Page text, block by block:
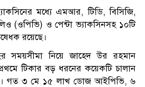
মধ্যে এমআর, টিডি, বিসিজি,
(ওপিভি) ও পেন্টা ভ্যাকসিনসহ ১০টি
রয়েছে।
সময়সীমা নিয়ে জাহেদ উর রহমান
টিকার বড় ধরনের কয়েকটি চালান
গত ৩ মে ১৫ লাখ ডোজ আইপিভি, ৬